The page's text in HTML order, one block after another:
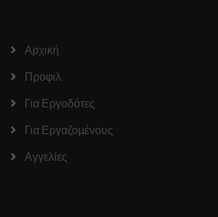
Αρχική
Προφιλ
Για Εργοδότες
Για Εργαζομένους
Αγγελίες